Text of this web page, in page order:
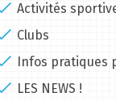
Activités
Clubs
Infos pratiques
LES NEWS !